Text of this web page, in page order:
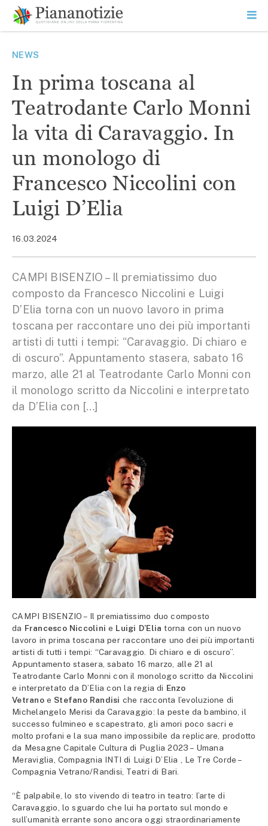
contenuto
SEARCH
NEWS
In prima toscana al
Teatrodante Carlo Monni
la vita di Caravaggio. In
un monologo di
Francesco Niccolini con
Luigi D’Elia
16.03.2024
CAMPI BISENZIO – Il premiatissimo duo
composto da Francesco Niccolini e Luigi
D’Elia torna con un nuovo lavoro in prima
toscana per raccontare uno dei più importanti
artisti di tutti i tempi: “Caravaggio. Di chiaro e
di oscuro”. Appuntamento stasera, sabato 16
marzo, alle 21 al Teatrodante Carlo Monni con
il monologo scritto da Niccolini e interpretato
da D’Elia con […]
CAMPI BISENZIO – Il premiatissimo duo composto
da Francesco Niccolini e Luigi D’Elia torna con un nuovo
lavoro in prima toscana per raccontare uno dei più importanti
artisti di tutti i tempi: “Caravaggio. Di chiaro e di oscuro”.
Appuntamento stasera, sabato 16 marzo, alle 21 al
Teatrodante Carlo Monni con il monologo scritto da Niccolini
e interpretato da D’Elia con la regia di Enzo
VetranoeStefano Randisi che racconta l’evoluzione di
Michelangelo Merisi da Caravaggio: la peste da bambino, il
successo fulmineo e scapestrato, gli amori poco sacri e
molto profani e la sua mano impossibile da replicare, prodotto
da Mesagne Capitale Cultura di Puglia 2023 – Umana
Meraviglia, Compagnia INTI di Luigi D’Elia , Le Tre Corde –
Compagnia Vetrano/Randisi, Teatri di Bari.
“È palpabile, lo sto vivendo di teatro in teatro: l’arte di
Caravaggio, lo sguardo che lui ha portato sul mondo e
sull’umanità errante sono ancora oggi straordinariamente